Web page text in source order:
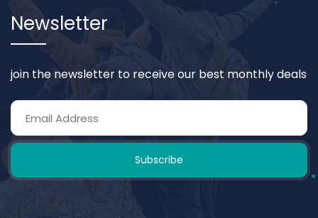
Newsletter
join the newsletter to receive our best monthly deals
Subscribe